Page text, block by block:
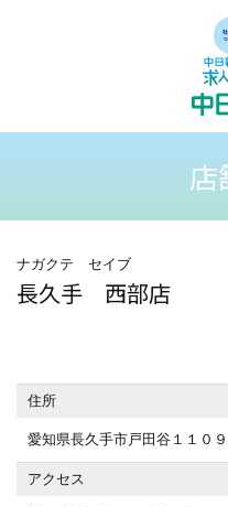
店
ナガクテ セイブ
長久手 西部店
住所
愛知県長久手市戸田谷１１０
アクセス